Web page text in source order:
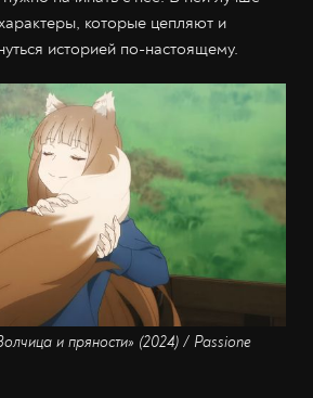
которые цепляют и
историей по-настоящему.
и пряности» (2024) / Passione